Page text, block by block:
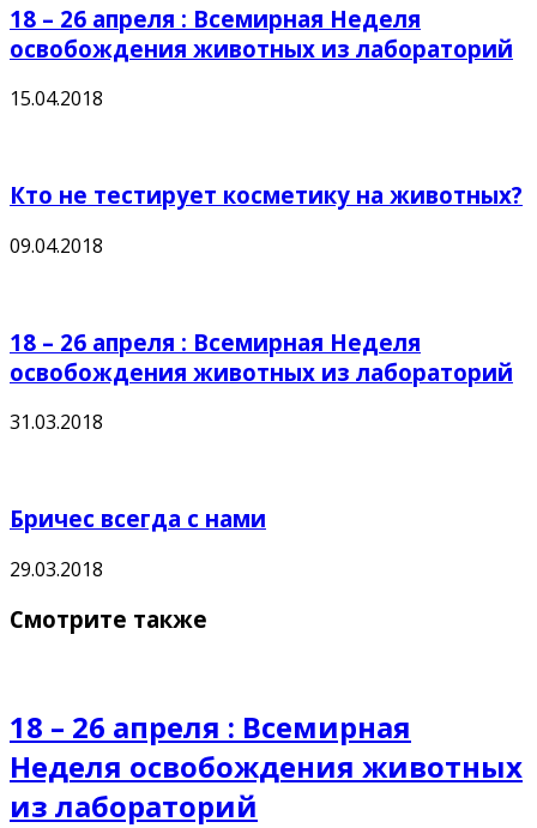
18 – 26 апреля : Всемирная Неделя
освобождения животных из лабораторий
15.04.2018
Кто не тестирует косметику на животных?
09.04.2018
18 – 26 апреля : Всемирная Неделя
освобождения животных из лабораторий
31.03.2018
Бричес всегда с нами
29.03.2018
Смотрите также
18 – 26 апреля : Всемирная
Неделя освобождения животных
из лабораторий